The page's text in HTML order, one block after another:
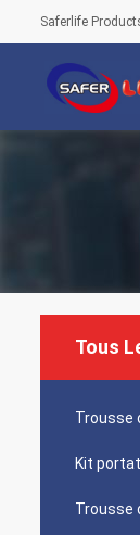
Saferlife
Tous
Trousse
Kit
Trousse